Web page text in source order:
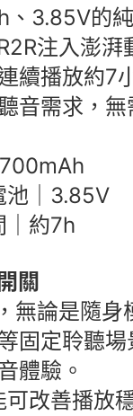
3.85V的
注入澎湃
續播放約7
音需求，
池｜3.85V
｜約7h
關
無論是隨身
固定聆聽
體驗。
可改善播放